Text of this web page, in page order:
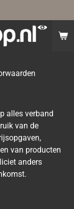
alles verband
van de
van producten
anders